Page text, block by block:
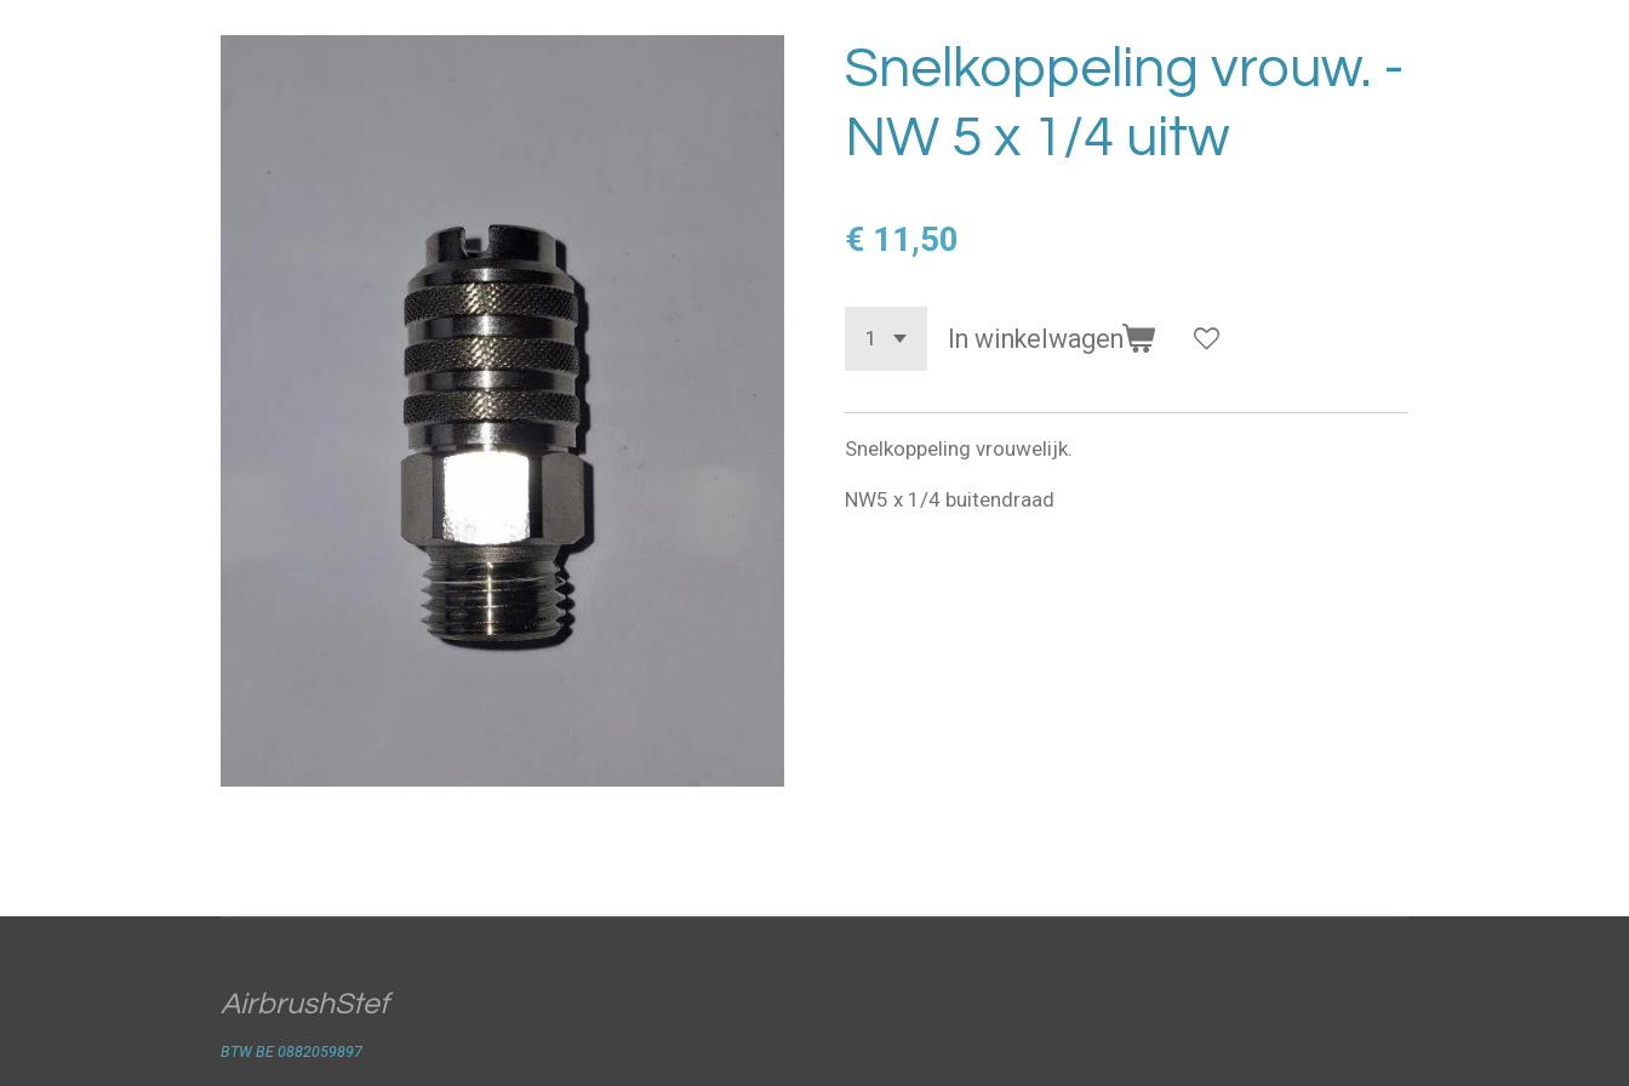
Snelkoppeling vrouw. -
NW 5 x 1/4 uitw
€ 11,50
In winkelwagen
Snelkoppeling vrouwelijk.
NW5 x 1/4 buitendraad
AirbrushStef
BTW BE 0882059897